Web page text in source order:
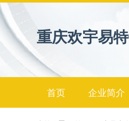
重庆欢宇易
首页 企业简介